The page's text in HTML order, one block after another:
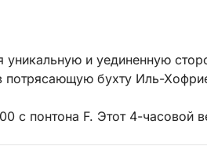
уникальную и уединенную
потрясающую бухту Иль-
с понтона F. Этот 4-часовой
Мальты, известное своими